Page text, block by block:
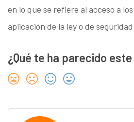
en lo que se refiere al acceso a
aplicación de la ley o de
¿Qué te ha parecido